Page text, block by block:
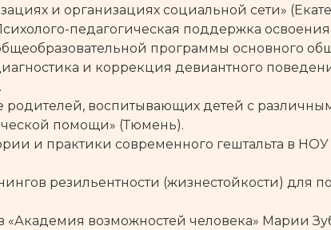
и организациях социальной сети»
педагогическая поддержка
программы основного
и коррекция девиантного
родителей, воспитывающих детей с
помощи» (Тюмень).
и практики современного гештальта в
резильентности (жизнестойкости) для
«Академия возможностей человека» Марии